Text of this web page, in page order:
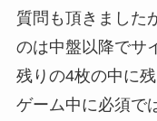
質問も頂きました
のは中盤以降でサ
残りの4枚の中に
ゲーム中に必須で